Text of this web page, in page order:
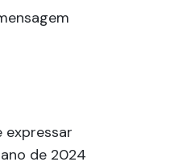
expressar
de 2024